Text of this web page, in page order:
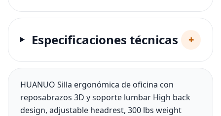
Especificaciones técnicas +
HUANUO Silla ergonómica de oficina con
reposabrazos 3D y soporte lumbar High back
design, adjustable headrest, 300 lbs weight